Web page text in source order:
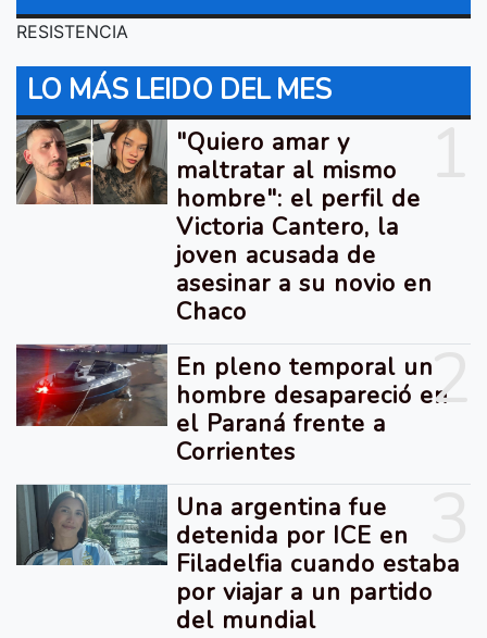
RESISTENCIA
LO MÁS LEIDO DEL MES
"Quiero amar y
maltratar al mismo
hombre": el perfil de
Victoria Cantero, la
joven acusada de
asesinar a su novio en
Chaco
2
En pleno temporal un
hombre desapareció en
el Paraná frente a
Corrientes
Una argentina fue
detenida por ICE en
Filadelfia cuando estaba
por viajar a un partido
del mundial